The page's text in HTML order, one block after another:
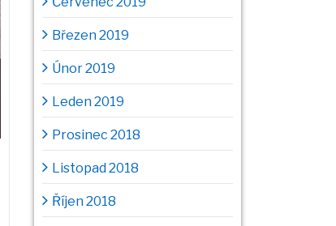
Březen 2019
Únor 2019
Leden 2019
Prosinec 2018
Listopad 2018
Říjen 2018